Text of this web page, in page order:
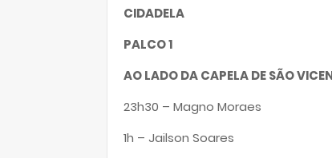
CIDADELA
PALCO 1
AO LADO DA CAPELA DE SÃO
23h30 – Magno Moraes
1h – Jailson Soares